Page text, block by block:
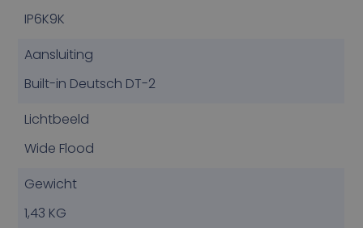
IP6K9K
Aansluiting
Built-in Deutsch DT-2
Lichtbeeld
Wide Flood
Gewicht
1,43 KG